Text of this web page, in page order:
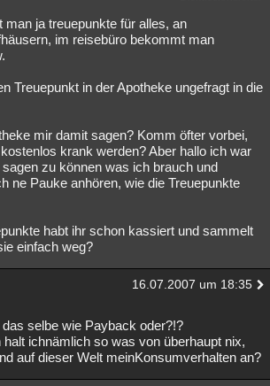
Technologie Ufologie
Gruppen Gaming Filme
Verbesserungen Allmystery English
Alle Neue Geschlossen
man ja treuepunkte für alles, an
im reisebüro bekommt man
Treuepunkt in der Apotheke ungefragt in die
mir damit sagen? Komm öfter vorbei,
krank werden? Aber hallo ich war
zu können was ich brauch und
ne Pauke anhören, wie die Treuepunkte
habt ihr schon kassiert und sammelt
einfach weg?
16.07.2007 um 18:35
selbe wie Payback oder?!?
ichnämlich so was von überhaupt nix,
auf dieser Welt meinKonsumverhalten an?